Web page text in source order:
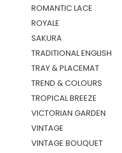
ROMANTIC LACE
ROYALE
SAKURA
TRADITIONAL ENGLISH
TRAY & PLACEMAT
TREND & COLOURS
TROPICAL BREEZE
VICTORIAN GARDEN
VINTAGE
VINTAGE BOUQUET